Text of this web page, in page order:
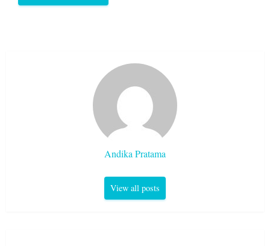
Andika Pratama
View all posts